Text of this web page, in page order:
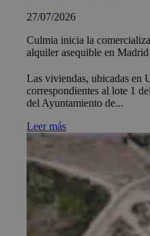
27/07/2026
Culmia inicia la
alquiler asequible en Madrid
Las viviendas, ubicadas en
correspondientes al lote 1
del Ayuntamiento de...
Leer más